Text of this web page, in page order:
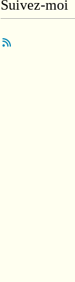
Suivez-moi